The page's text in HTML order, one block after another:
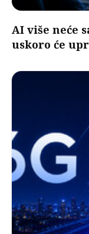
AI više neće
uskoro će